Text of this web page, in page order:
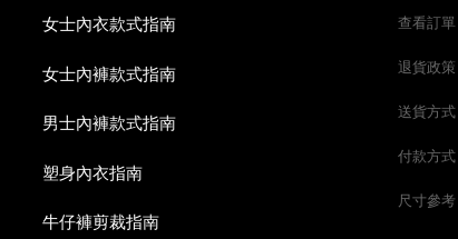
查看訂單
退貨政策
送貨方式
付款方式
尺寸參考
女士內衣款式指南
女士內褲款式指南
男士內褲款式指南
塑身內衣指南
牛仔褲剪裁指南